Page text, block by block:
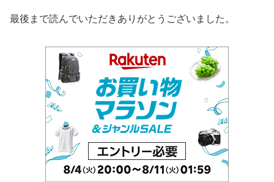
最後まで読んでいただきありがとうございました。